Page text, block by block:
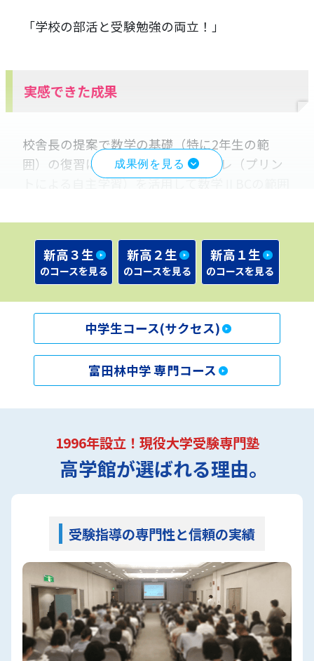
「学校の部活と受験勉強の両立！」
実感できた成果
校舎長の提案で数学の基礎（特に2年生の範
囲）の復習に取り組みました。Kトレ（プリン
トによる自主学習）を活用して数学ⅡBCの範囲
業では、実際の大学入試レベルの問題に取り組
み、自分が今やるべきことが明確になりまし
た。その結果、
自習すべき内容が把握でき、勉
強へのモチベーションも向上しました。
また、校舎が学校に近いため、部活の前後に塾
に寄ることができ、自習室も個別専用ブースな
ので、集中して学校の課題や塾の予習・復習に
取り組むことができました。
校舎長からのコメント
部活の後でもしっかりと自習に来て勉強してい
ていただきました。苦手科目である数学の復習
については、「いつまでにどの分野を終わらせ
るか」を具体的に決めて進めました。また、わ
からないところがあるとその都度質問に来てく
れたため、つまずくことなく計画通りに進める
ことができました。さらに、集団授業では自分
のレベルに合った内容を受講しており、得意科
新高３生
のコースを見る
新高２生
のコースを見る
新高１生
のコースを見る
中学生コース(サクセス)
富田林中学 専門コース
1996年設立！現役大学受験専門塾
高学館が選ばれる理由｡
受験指導の専門性と信頼の実績